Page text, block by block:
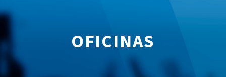
OFICINAS